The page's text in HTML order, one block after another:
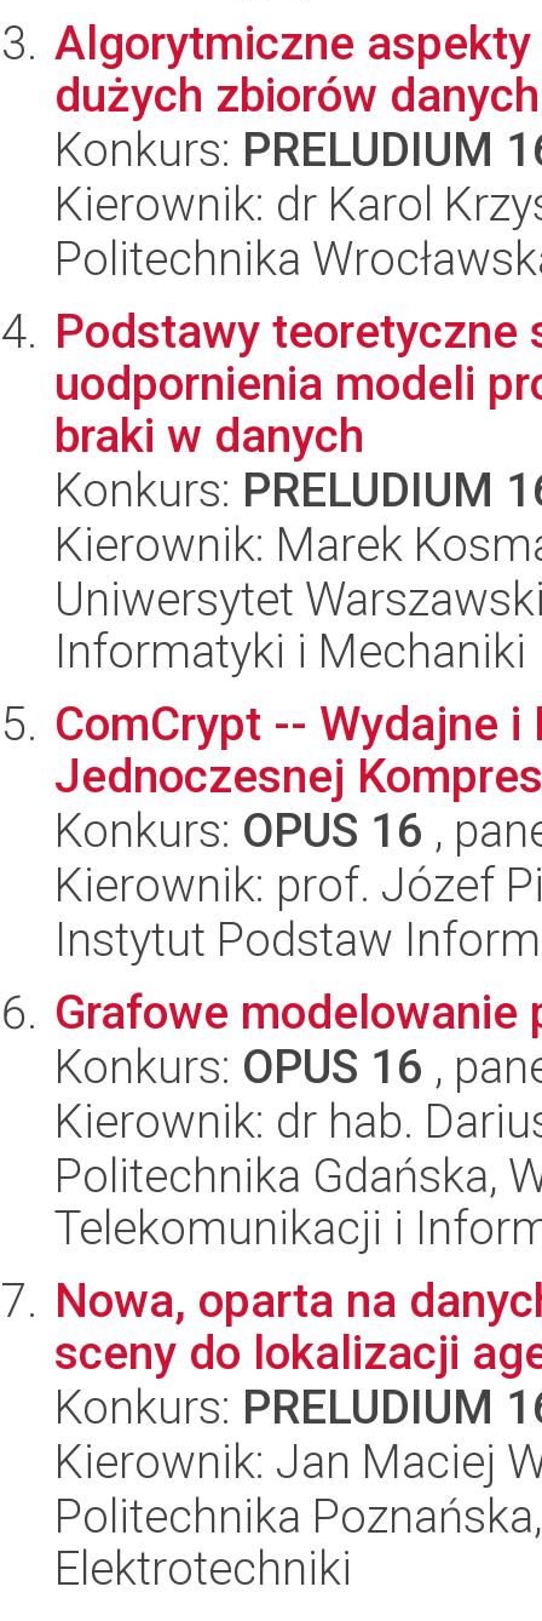
Algorytmiczne
dużych zbiorów
Konkurs: PRELUDIUM
Kierownik: dr Karol
Politechnika
Podstawy teoretyczne
uodpornienia modeli
braki w danych
Konkurs: PRELUDIUM
Kierownik: Marek
Uniwersytet
Informatyki i Mechaniki
ComCrypt -- Wydajne
Jednoczesnej
Konkurs: OPUS 16 ,
Kierownik: prof. Józef
Instytut Podstaw
Grafowe
Konkurs: OPUS 16 ,
Kierownik: dr hab.
Politechnika Gdańska,
Telekomunikacji i
Nowa, oparta na
sceny do lokalizacji
Konkurs: PRELUDIUM
Kierownik: Jan Maciej
Politechnika
Elektrotechniki